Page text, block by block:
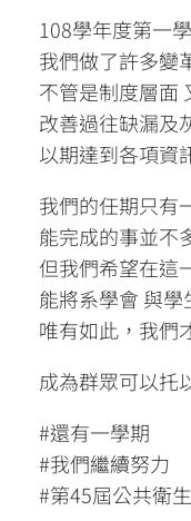
108學年度第一
我們做了許多變
不管是制度層面
改善過往缺漏及
以期達到各項資
我們的任期只有
能完成的事並不
但我們希望在這
能將系學會 與
唯有如此，我們
成為群眾可以托
#還有一學期
#我們繼續努力
#第45屆公共衛